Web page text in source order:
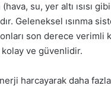
su, yer altı ısısı
Geleneksel ısınma
onları son derece
kolay ve güvenlidir.
harcayarak daha